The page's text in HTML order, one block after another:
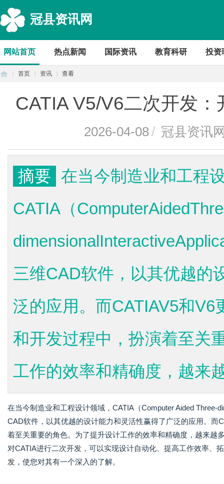
冠县资讯网
网站首页 热点新闻 国际资讯 教育科研 投资
首页 资讯 查看
CATIA V5/V6二次开发
2026-04-08/ 冠县资讯
摘要 在当今制造业和工程
CATIA（
三维CAD软件，以其优越的
泛的应用。而CATIAV5和
和开发过程中，扮演着至关
工作的效率和精确度，越来
在当今制造业和工程设计领域，CATIA（Computer Aided Three-
CAD软件，以其优越的设计能力和灵活性赢得了广泛的应用。
着至关重要的角色。为了提升设计工作的效率和精确度，越来越
对CATIA进行二次开发，可以实现设计自动化、提高工作效率、
发 ，使您对其有一个深入的了解。